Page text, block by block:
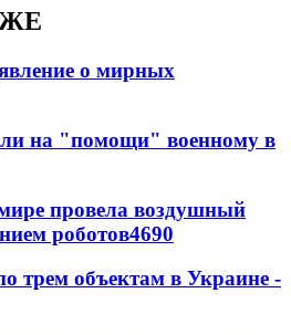
о мирных
на "помощи" военному в
провела воздушный
роботов4690
трем объектам в Украине -